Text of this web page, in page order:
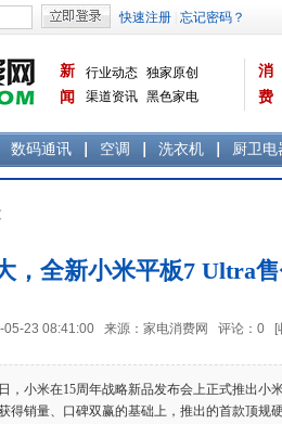
新
闻
行业动态 独家原创
渠道资讯 黑色家电
消
费
数码通讯 空调 洗衣机 厨卫电
，全新小米平板7 Ultra
05-23 08:41:00 来源：家电消费网 评论： 0 [
小米在15周年战略新品发布会上正式推出小
得销量、口碑双赢的基础上，推出的首款顶规